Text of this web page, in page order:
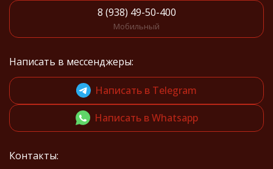
8 (938) 49-50-400
Мобильный
Написать в мессенджеры:
Написать в Telegram
Написать в Whatsapp
Контакты: